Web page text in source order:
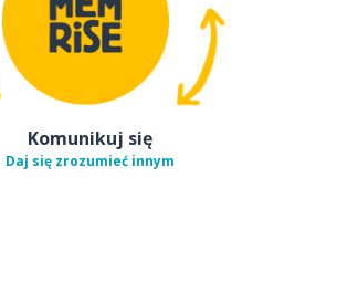
Komunikuj się
Daj się zrozumieć innym